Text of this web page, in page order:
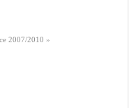
2007/2010 »